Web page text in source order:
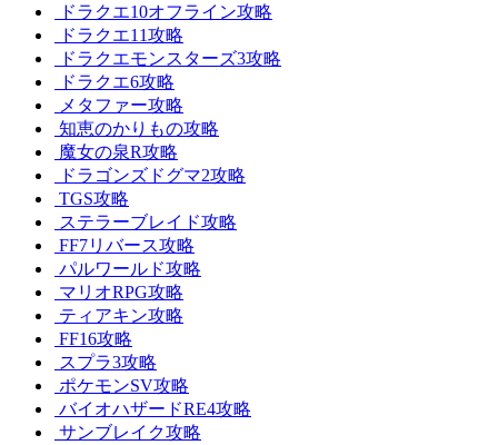
ドラクエ10オフライン攻略
ドラクエ11攻略
ドラクエモンスターズ3攻略
ドラクエ6攻略
メタファー攻略
知恵のかりもの攻略
魔女の泉R攻略
ドラゴンズドグマ2攻略
TGS攻略
ステラーブレイド攻略
FF7リバース攻略
パルワールド攻略
マリオRPG攻略
ティアキン攻略
FF16攻略
スプラ3攻略
ポケモンSV攻略
バイオハザードRE4攻略
サンブレイク攻略